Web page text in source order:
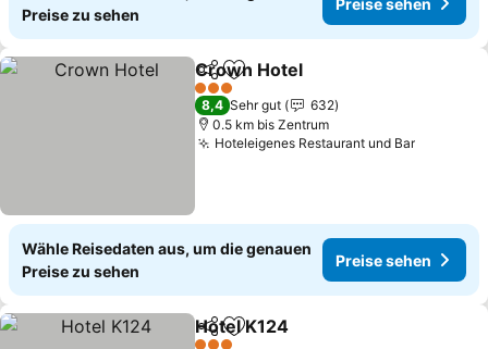
Preise zu sehen
TeilenZu Favoriten hinzufügen
Crown Hotel
3 Sterne
8,4 Sehr gut
632
0.5 km bis Zentrum
Hoteleigenes Restaurant und Bar
Wähle Reisedaten aus, um die genauen
Preise zu sehen
Preise sehen
TeilenZu Favoriten hinzufügen
Hotel K124